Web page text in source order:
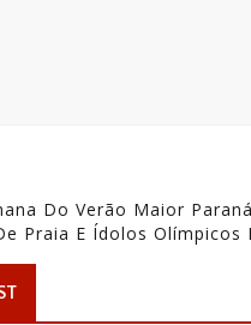
Do Verão Maior
Praia E Ídolos Olímpicos